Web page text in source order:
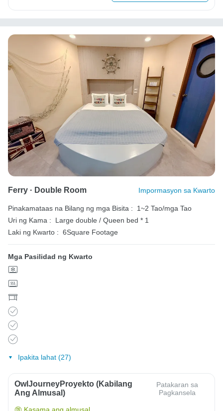
Ferry · Double Room Impormasyon sa Kwarto
Pinakamataas na Bilang ng mga Bisita :
1~2 Tao/mga Tao
Uri ng Kama :
Large double / Queen bed * 1
Laki ng Kwarto : 6Square Footage
Mga Pasilidad ng Kwarto
Ipakita lahat (27)
OwlJourneyProyekto (Kabilang
Ang Almusal)
Patakaran sa
Pagkansela